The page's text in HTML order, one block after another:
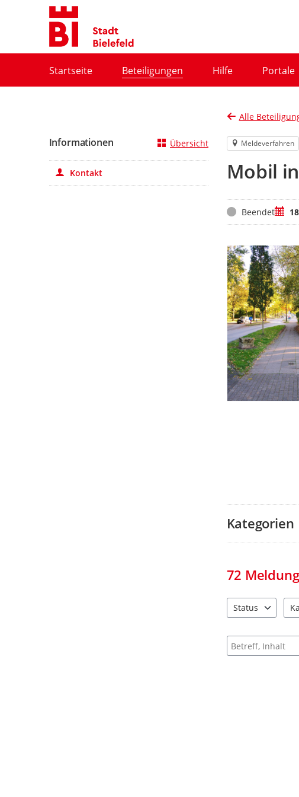
Startseite Beteiligungen Hilfe Portale
Alle
Meldeverfahren
Mobil
StatusBeendet
Kategorien
72
Status
Suche nach
Informationen Übersicht
Kontakt